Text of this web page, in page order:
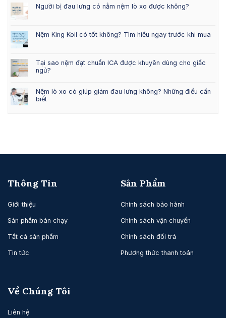
Người bị đau lưng có nằm nệm lò xo được không?
Nệm King Koil có tốt không? Tìm hiểu ngay trước khi mua
Tại sao nệm đạt chuẩn ICA được khuyên dùng cho giấc
ngủ?
Nệm lò xo có giúp giảm đau lưng không? Những điều cần
biết
Thông Tin
Giới thiệu
Sản phẩm bán chạy
Tất cả sản phẩm
Tin tức
Sản Phẩm
Chính sách bảo hành
Chính sách vận chuyển
Chính sách đổi trả
Phương thức thanh toán
Về Chúng Tôi
Liên hệ